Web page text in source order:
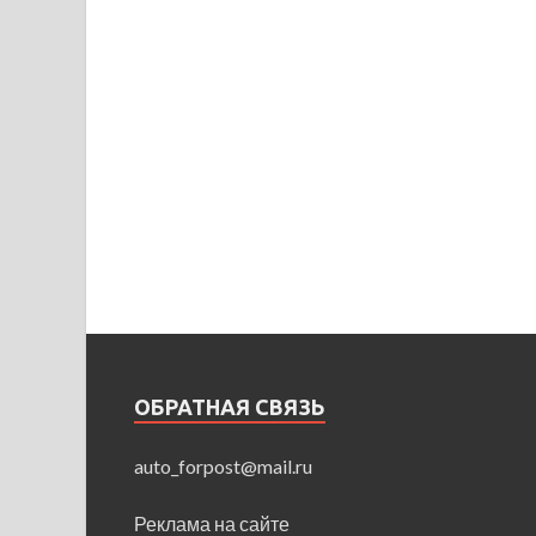
ОБРАТНАЯ СВЯЗЬ
auto_forpost@mail.ru
Реклама на сайте